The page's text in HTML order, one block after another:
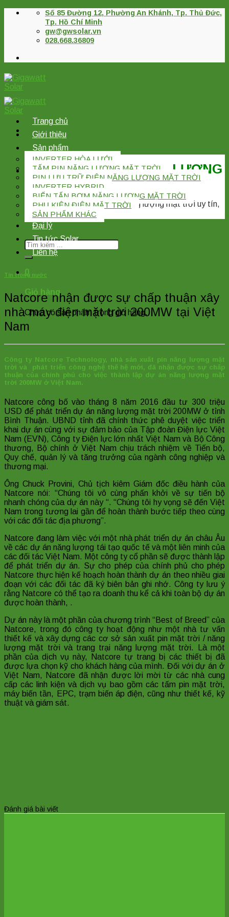
Skip
Số 85 Đường 12, Phường An Khánh, Tp. Thủ Đức,
Tp. Hồ Chí Minh
gw@gwsolar.vn
028.668.36809
CÔNG TY TNHH NĂNG LƯỢNG
GIGAWATT
Nhà phân phối thiết bị Điện năng lượng mặt trời uy tín,
lâu năm kinh nghiệm.
Tìm
kiếm:
0
Giỏ hàng
Chưa có sản phẩm trong giỏ hàng.
Trang chủ
Giới thiệu
Sản phẩm
INVERTER HÒA LƯỚI
TẤM PIN NĂNG LƯỢNG MẶT TRỜI
PIN LƯU TRỮ ĐIỆN NĂNG LƯỢNG MẶT TRỜI
INVERTER HYBRID
BIẾN TẤN BƠM NĂNG LƯỢNG MẶT TRỜI
PHỤ KIỆN ĐIỆN MẶT TRỜI
SẢN PHẨM KHÁC
Đại lý
Tin tức Solar
Liên hệ
Tin trong nước
Natcore nhận được sự chấp thuận xây
nhà máy điện mặt trời 200MW tại Việt
Nam
Công ty Natcore Technology, nhà sản xuất pin năng lượng mặt
trời và phát triển công nghệ thế hệ mới, đã nhận được sự chấp
thuận của chính phủ cho việc thành lập dự án năng lượng mặt
trời 200MW ở Việt Nam.
Natcore công bố vào tháng 8 năm 2016 đầu tư 300 triệu
USD để phát triển dự án năng lượng mặt trời 200MW ở tỉnh
Bình Thuận. UBND tỉnh đã chính thức phê duyệt việc triển
khai dự án cùng với sự đảm bảo của Tập đoàn Điện lực Việt
Nam (EVN), Công ty Điện lực lớn nhất Việt Nam và Bộ Công
thương, Bộ chính ở Việt Nam chịu trách nhiệm về Tiến bộ,
Quy chế, quản lý và tăng trưởng của ngành công nghiệp và
thương mại.
Ông Chuck Provini, Chủ tịch kiêm Giám đốc điều hành của
Natcore nói: “Chúng tôi vô cùng phấn khởi về sự tiến bộ
nhanh chóng của dự án này “. “Chúng tôi hy vọng sẽ đến Việt
Nam trong tương lai gần để hoàn thành bước tiếp theo cùng
với các đối tác địa phương”.
Natcore đang làm việc với một nhà phát triển dự án châu Âu
về các dự án năng lượng tái tạo quốc tế và một liên minh của
các đối tác Việt Nam. Một công ty cổ phần sẽ được thành lập
để phát triển dự án. Sự cho phép của chính phủ cho phép
Natcore thực hiện kế hoạch hoàn thành dự án theo nhiều giai
đoạn với các đối tác đã ký biên bản ghi nhớ. Công ty lưu ý
rằng Natcore có thể tạo ra doanh thu kể cả khi toàn bộ dự án
được hoàn thành, .
Dự án này là một phần của chương trình “Best of Breed” của
Natcore, trong đó công ty hoạt động như một nhà tư vấn
thiết kế và xây dựng các cơ sở sản xuất pin mặt trời / năng
lượng mặt trời và trang trại năng lượng mặt trời. Là một
phần của dịch vụ này, Natcore tự trang bị các thiết bị đã
được lựa chọn kỹ cho khách hàng của mình. Đối với dự án ở
Việt Nam, Natcore đã nhận được lời mời từ các nhà cung
cấp các linh kiện và dịch vụ bao gồm các tấm pin mặt trời,
máy biến tần, EPC, trạm biến áp điện, cũng như thiết kế, kỹ
thuật và giám sát.
Đánh giá bài viết